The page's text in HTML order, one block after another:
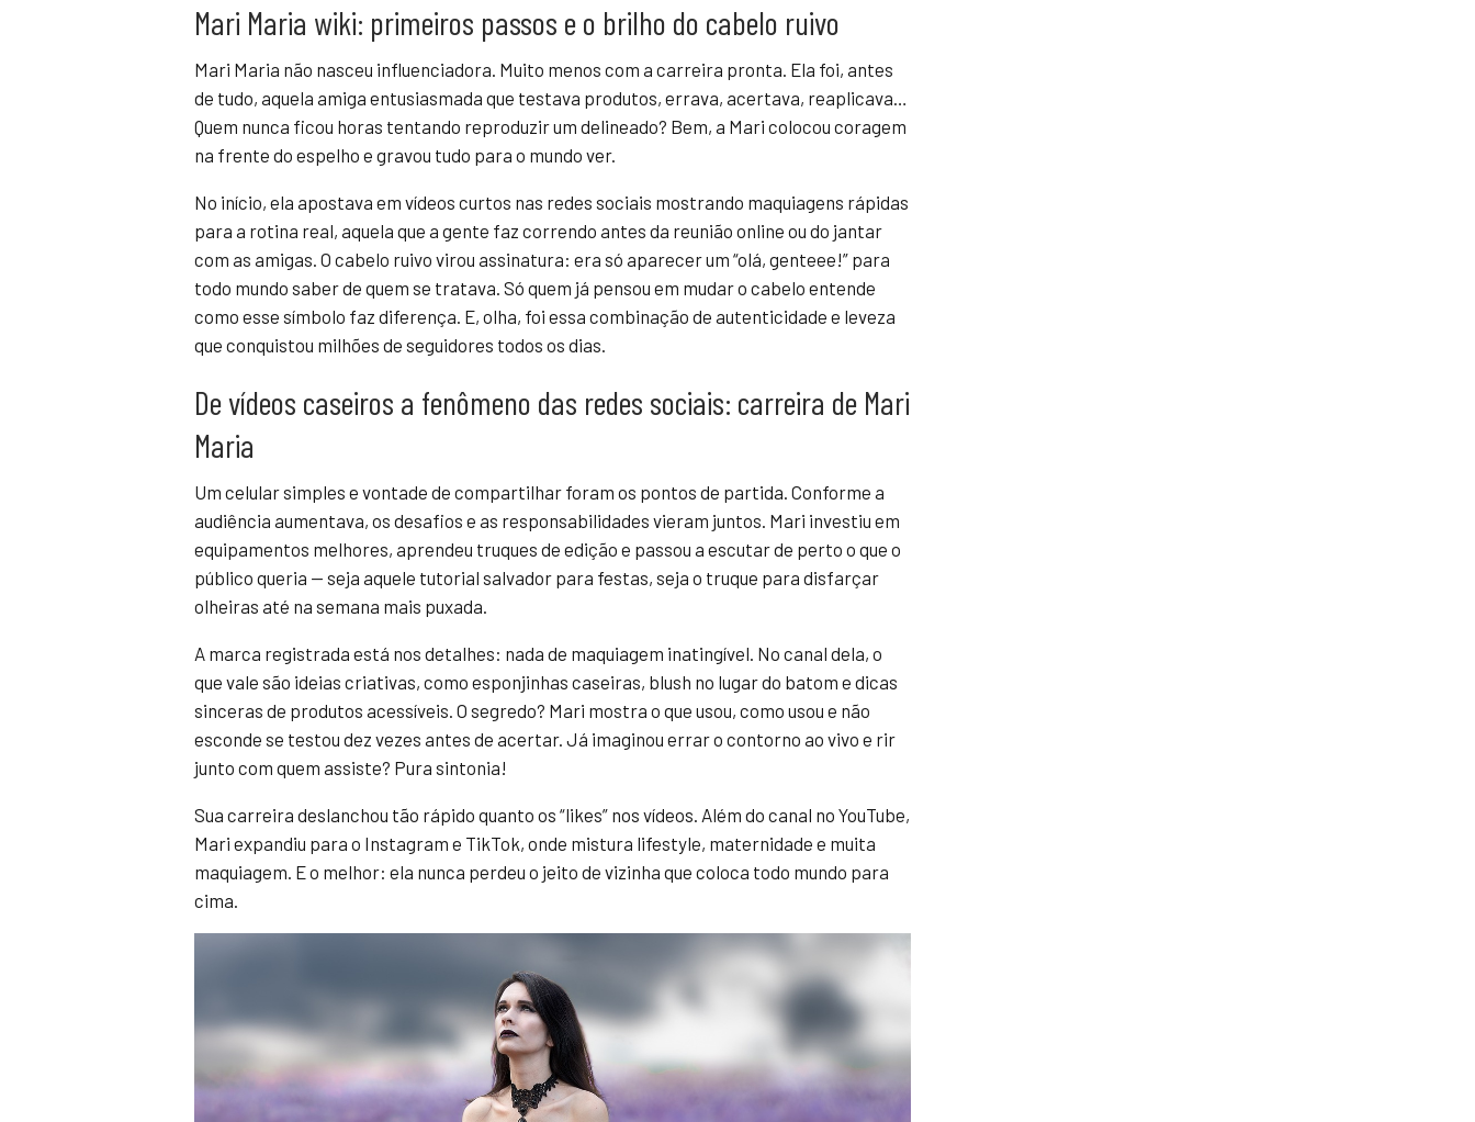
Mari Maria wiki: primeiros passos e o brilho do cabelo ruivo
Mari Maria não nasceu influenciadora. Muito menos com a carreira pronta. Ela foi, antes
de tudo, aquela amiga entusiasmada que testava produtos, errava, acertava, reaplicava…
Quem nunca ficou horas tentando reproduzir um delineado? Bem, a Mari colocou coragem
na frente do espelho e gravou tudo para o mundo ver.
No início, ela apostava em vídeos curtos nas redes sociais mostrando maquiagens rápidas
para a rotina real, aquela que a gente faz correndo antes da reunião online ou do jantar
com as amigas. O cabelo ruivo virou assinatura: era só aparecer um “olá, genteee!” para
todo mundo saber de quem se tratava. Só quem já pensou em mudar o cabelo entende
como esse símbolo faz diferença. E, olha, foi essa combinação de autenticidade e leveza
que conquistou milhões de seguidores todos os dias.
De vídeos caseiros a fenômeno das redes sociais: carreira de Mari
Maria
Um celular simples e vontade de compartilhar foram os pontos de partida. Conforme a
audiência aumentava, os desafios e as responsabilidades vieram juntos. Mari investiu em
equipamentos melhores, aprendeu truques de edição e passou a escutar de perto o que o
público queria — seja aquele tutorial salvador para festas, seja o truque para disfarçar
olheiras até na semana mais puxada.
A marca registrada está nos detalhes: nada de maquiagem inatingível. No canal dela, o
que vale são ideias criativas, como esponjinhas caseiras, blush no lugar do batom e dicas
sinceras de produtos acessíveis. O segredo? Mari mostra o que usou, como usou e não
esconde se testou dez vezes antes de acertar. Já imaginou errar o contorno ao vivo e rir
junto com quem assiste? Pura sintonia!
Sua carreira deslanchou tão rápido quanto os “likes” nos vídeos. Além do canal no YouTube,
Mari expandiu para o Instagram e TikTok, onde mistura lifestyle, maternidade e muita
maquiagem. E o melhor: ela nunca perdeu o jeito de vizinha que coloca todo mundo para
cima.